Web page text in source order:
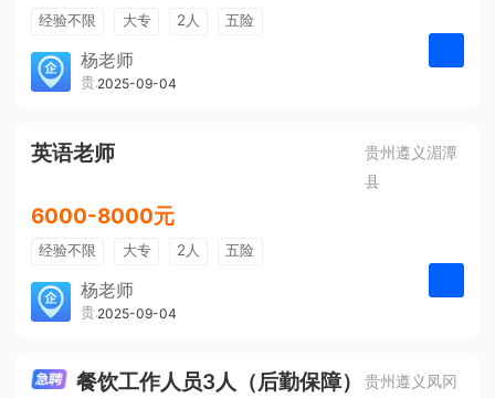
经验不限 大专 2人
五险
带薪年假
年终奖
免费培训
包住宿
杨老师
贵州大美前程文化发展有限公司
2025-09-04
英语老师
贵州遵义湄潭
县
6000-8000元
经验不限 大专 2人
五险
带薪年假
年终奖
免费培训
包住宿
杨老师
贵州大美前程文化发展有限公司
2025-09-04
餐饮工作人员3人（后勤保障）
贵州遵义凤冈